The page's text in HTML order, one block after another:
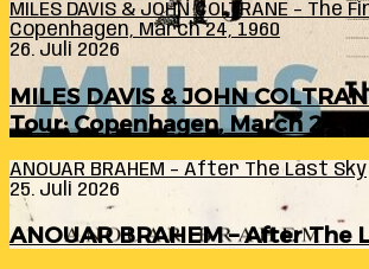
MILES DAVIS & JOHN COLTRANE – The
Copenhagen, March 24, 1960
26. Juli 2026
MILES DAVIS & JOHN
Tour: Copenhagen, March 24,
ANOUAR BRAHEM – After The Last Sky
25. Juli 2026
ANOUAR BRAHEM – After The